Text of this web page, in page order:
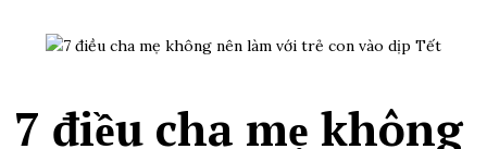
7 điều cha mẹ không